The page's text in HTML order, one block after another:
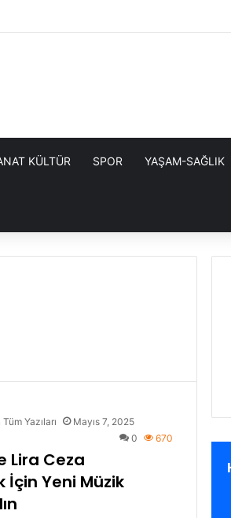
KÜLTÜR SPOR YAŞAM-SAĞLIK
Yazıları
Mayıs 7, 2025
0
670
Lira Ceza
İçin Yeni Müzik